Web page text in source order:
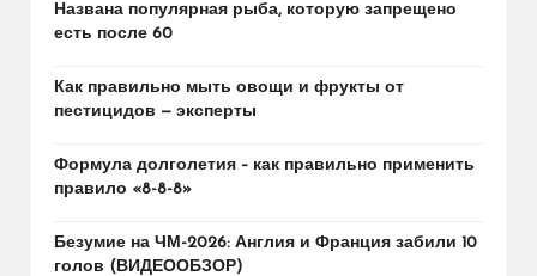
Названа популярная рыба, которую запрещено
есть после 60
Как правильно мыть овощи и фрукты от
пестицидов — эксперты
Формула долголетия – как правильно применить
правило «8-8-8»
Безумие на ЧМ-2026: Англия и Франция забили 10
голов (ВИДЕООБЗОР)